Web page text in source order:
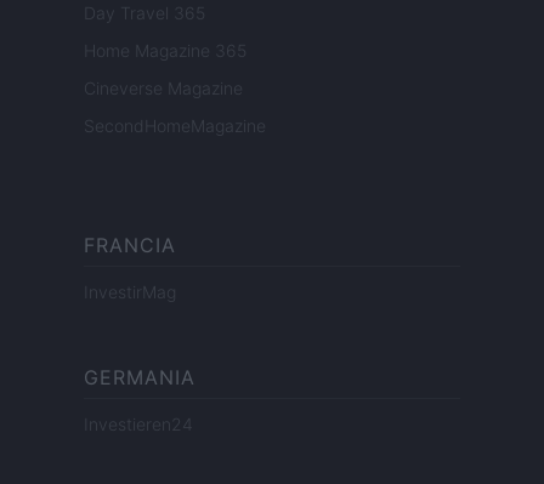
Day Travel 365
Home Magazine 365
Cineverse Magazine
SecondHomeMagazine
FRANCIA
InvestirMag
GERMANIA
Investieren24